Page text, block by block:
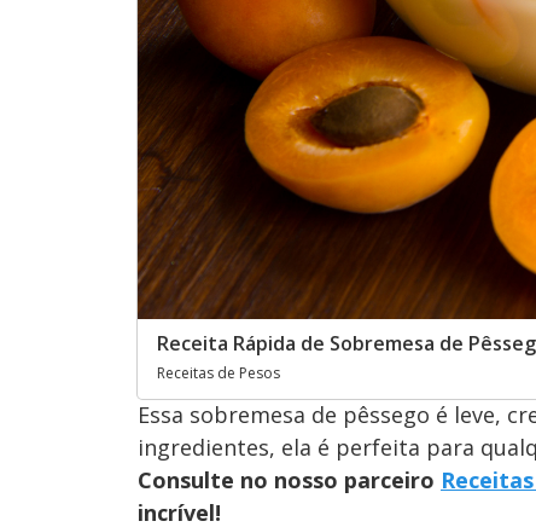
Receita Rápida de Sobremesa de
Receitas de Pesos
Essa sobremesa de pêssego é leve,
ingredientes, ela é perfeita para
Consulte no nosso parceiro
incrível!